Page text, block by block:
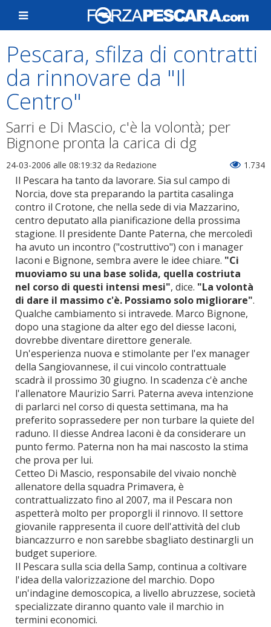
Pescara, sfilza di contratti
da rinnovare da "Il
Centro"
Sarri e Di Mascio, c'è la volontà; per
Bignone pronta la carica di dg
24-03-2006 alle 08:19:32 da Redazione 1.734
Il Pescara ha tanto da lavorare. Sia sul campo di
Norcia, dove sta preparando la partita casalinga
contro il Crotone, che nella sede di via Mazzarino,
centro deputato alla pianificazione della prossima
stagione. Il presidente Dante Paterna, che mercoledì
ha avuto un incontro ("costruttivo") con i manager
Iaconi e Bignone, sembra avere le idee chiare. "Ci
muoviamo su una base solida, quella costriuta
nel corso di questi intensi mesi", dice. "La volontà
di dare il massimo c'è. Possiamo solo migliorare".
Qualche cambiamento si intravede. Marco Bignone,
dopo una stagione da alter ego del diesse Iaconi,
dovrebbe diventare direttore generale.
Un'esperienza nuova e stimolante per l'ex manager
della Sangiovannese, il cui vincolo contrattuale
scadrà il prossimo 30 giugno. In scadenza c'è anche
l'allenatore Maurizio Sarri. Paterna aveva intenzione
di parlarci nel corso di questa settimana, ma ha
preferito soprassedere per non turbare la quiete del
raduno. Il diesse Andrea Iaconi è da considerare un
punto fermo. Paterna non ha mai nascosto la stima
che prova per lui.
Cetteo Di Mascio, responsabile del vivaio nonchè
allenatore della squadra Primavera, è
contrattualizzato fino al 2007, ma il Pescara non
aspetterà molto per proporgli il rinnovo. Il settore
giovanile rappresenta il cuore dell'attività del club
biancazzurro e non sarebbe sbagliato destinargli un
budget superiore.
Il Pescara sulla scia della Samp, continua a coltivare
l'idea della valorizzazione del marchio. Dopo
un'indagine demoscopica, a livello abruzzese, società
specializzate diranno quanto vale il marchio in
termini economici.